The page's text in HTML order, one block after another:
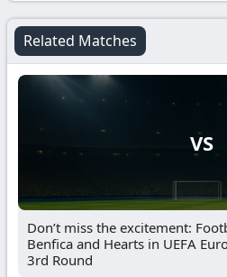
Related Matches
VS
Don’t miss the excitement:
Benfica and Hearts in UEFA
3rd Round